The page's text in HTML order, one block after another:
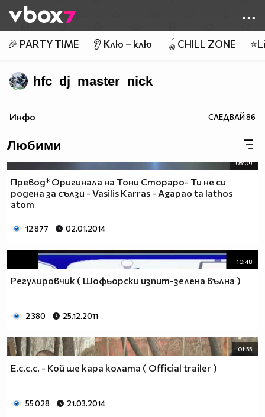
👾
🎉 PARTY TIME 👂 Клю – клю 🪀CHILL ZONE
hfc_dj_master_nick
Инфо СЛЕДВАЙ86
Любими
05:09
Превод* Оригинала на Тони Стораро- Ти не си
родена за сълзи - Vasilis Karras - Agapao ta lathos
atom
12 877 02.01.2014
10:48
Регулировчик ( Шофьорски изпит-зелена вълна )
2 380 25.12.2011
01:55
E.c.c.c. - Кой ше кара колата ( Official trailer )
55 028 21.03.2014